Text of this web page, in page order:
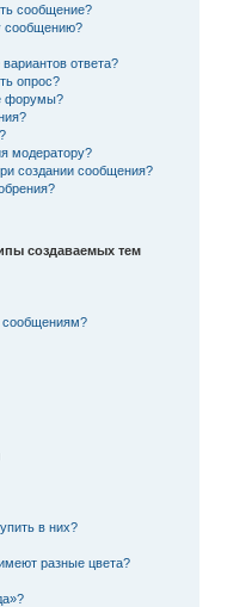
сообщение?
сообщению?
ответа?
опрос?
форумы?
модератору?
создании сообщения?
создаваемых тем
сообщениям?
в них?
разные цвета?